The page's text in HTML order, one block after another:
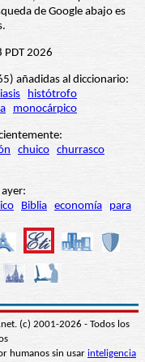
de Google abajo es
PDT 2026
añadidas al diccionario:
histótrofo
monocárpico
chuico churrasco
ico Biblia economía para
(c) 2001-2026 - Todos los
humanos sin usar inteligencia